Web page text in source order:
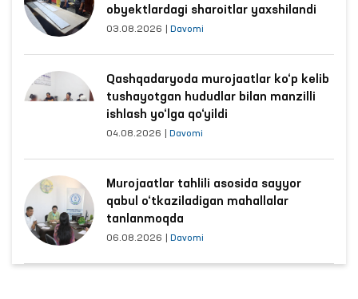
obyektlardagi sharoitlar yaxshilandi
03.08.2026 Davomi
Qashqadaryoda murojaatlar ko‘p kelib
tushayotgan hududlar bilan manzilli
ishlash yo‘lga qo‘yildi
04.08.2026 Davomi
Murojaatlar tahlili asosida sayyor
qabul o‘tkaziladigan mahallalar
tanlanmoqda
06.08.2026 Davomi